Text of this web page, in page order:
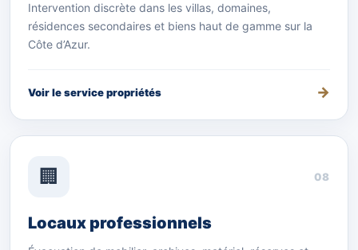
Intervention discrète dans les villas, domaines,
résidences secondaires et biens haut de gamme sur la
Côte d’Azur.
Voir le service propriétés
🏢 08
Locaux professionnels